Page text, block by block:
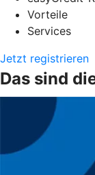
Vorteile
Services
Jetzt registrieren
Das sind